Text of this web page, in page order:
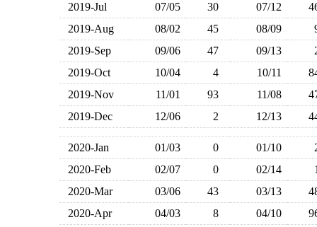
2019-Jul
07/05 30 07/12
2019-Aug
08/02 45 08/09
2019-Sep
09/06 47 09/13
2019-Oct
10/04 4 10/11
2019-Nov
11/01 93 11/08
2019-Dec
12/06 2 12/13
2020-Jan 01/03 0 01/10
2020-Feb
02/07 0 02/14
2020-Mar
03/06 43 03/13
2020-Apr
04/03 8 04/10